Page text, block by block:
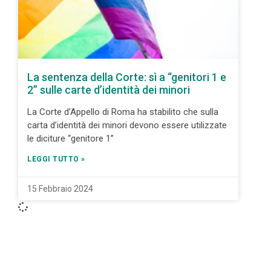
La sentenza della Corte: sì a “genitori 1 e
2” sulle carte d’identità dei minori
La Corte d’Appello di Roma ha stabilito che sulla
carta d’identità dei minori devono essere utilizzate
le diciture “genitore 1”
LEGGI TUTTO »
15 Febbraio 2024